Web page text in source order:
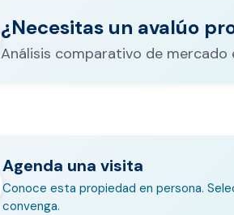
legales que varían según el valor del
inmueble.
¿Necesitas un avalúo
Análisis comparativo de
Agenda una visita
Conoce esta propiedad en persona.
convenga.